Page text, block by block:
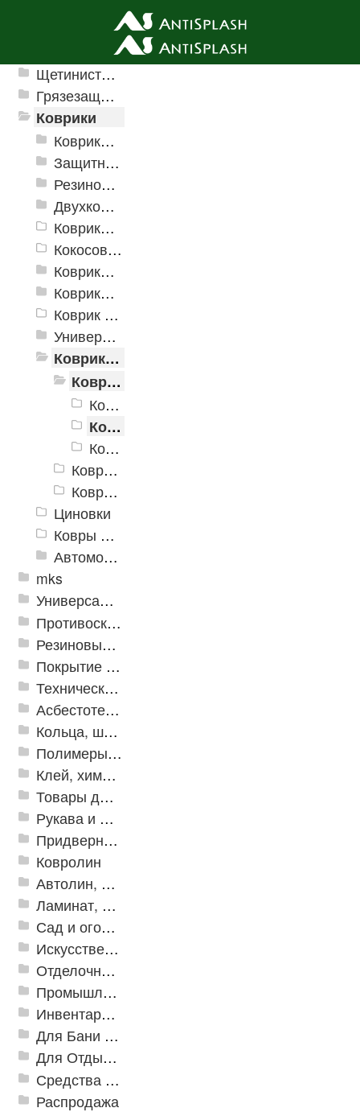
Ячеистые грязезащитные покрытия
Щетинистые покрытия
Грязезащитные, влаговпитывающие покрытия
Коврики
Коврики влаговпитывающие
Защитные коврики и лотки
Резиновые коврики
Двухкомпонентные коврики
Коврики на пенорезине
Кокосовые коврики
Коврики для ванн
Коврики и дорожки пористые (Лапша)
Коврик флокированный
Универсальные коврики
Коврики хлопковые
Коврики хлопковые Kenya
Коврики хлопковые Kenya 600*1800
Коврики хлопковые Kenya 600*2500
Коврики хлопковые Kenya 1200*1800
Коврики хлопковые Вологодские
Коврики Хлопковые Орнамент
Циновки
Ковры для детской
Автомобильные коврики
mks
Универсальные модульные покрытия
Противоскользящая защита для лестниц, профили, ленты
Резиновые и ПВХ дорожки
Покрытие из резиновой крошки
Техническая резина
Асбестотехнические и теплоизоляционные материалы
Кольца, шайбы, манжеты
Полимеры и пластики
Клей, химия, сопутствующие товары
Товары для дома
Рукава и шланги промышленные
Придверные решетки
Ковролин
Автолин, Транслин, Линолеум
Ламинат, Кварцвиниловая плитка SPC
Сад и огород
Искусственная трава
Отделочные профили
Промышленный текстиль
Инвентарь для клининга
Для Бани и Сауны
Для Отдыха и Пикника
Средства от насекомых и садовых вредителей
Распродажа